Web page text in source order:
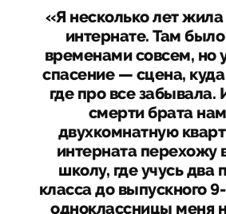
«Я несколько лет жила
интернате. Там
временами совсем, но
спасение — сцена,
где про все забывала.
смерти брата
двухкомнатную
интерната перехожу
школу, где учусь два
класса до выпускного
одноклассницы меня